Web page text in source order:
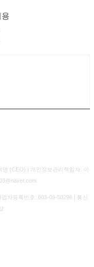
용
(CEO) | 개인정보관리책임자: 이
자등록번호: 603-09-50296 | 통신